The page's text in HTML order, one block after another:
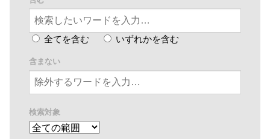
全てを含む いずれかを含む
含まない
検索対象